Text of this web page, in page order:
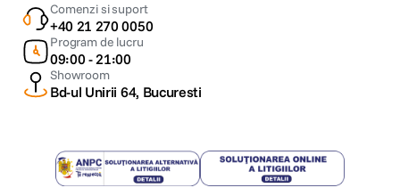
Comenzi si suport
+40 21 270 0050
Program de lucru
09:00 - 21:00
Showroom
Bd-ul Unirii 64, Bucuresti